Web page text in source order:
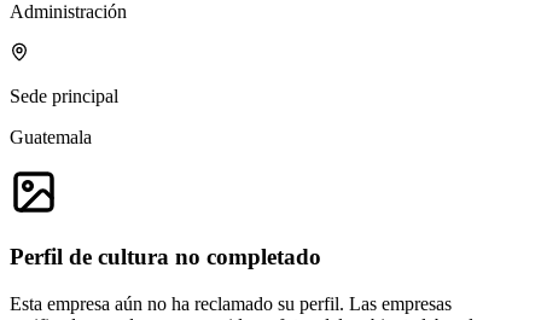
Administración
Sede principal
Guatemala
Perfil de cultura no completado
Esta empresa aún no ha reclamado su perfil. Las empresas